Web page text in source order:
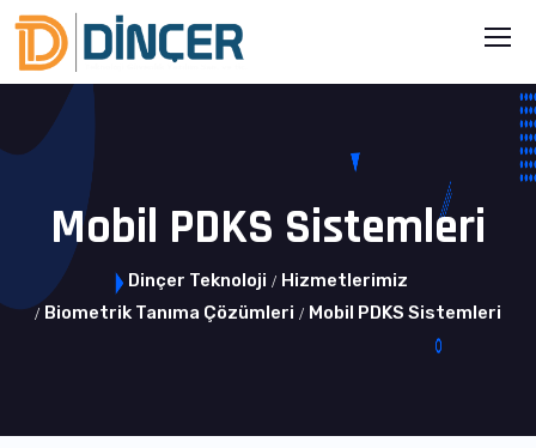
Mobil PDKS Sistemleri
Dinçer Teknoloji
Hizmetlerimiz
Biometrik Tanıma Çözümleri
Mobil PDKS Sistemleri